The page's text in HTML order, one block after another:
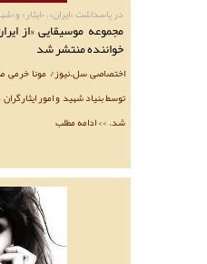
در پاسداشت «ایران»، «ایثار»
مجموعه موسیقایی «از
خواننده منتشر شد
اختصاصی سل.نیوز/ مونا خرمی
توسط بنیاد شهید و امور
شد. >> ادامه مطلب